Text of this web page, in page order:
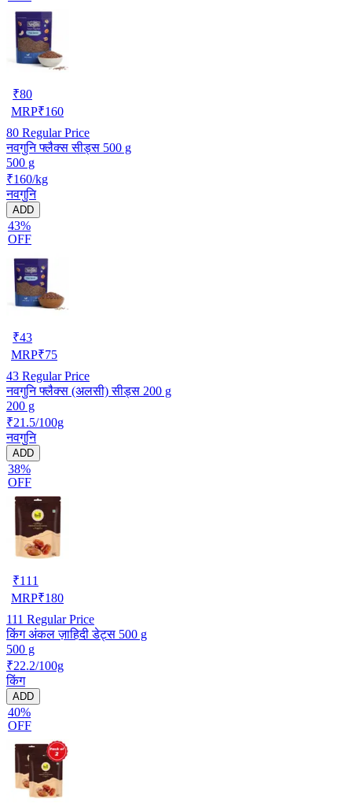
₹80
MRP₹160
80 Regular Price
नवगुनि फ्लैक्स सीड्स 500 g
500 g
₹160/kg
नवगुनि
ADD
43%
OFF
₹43
MRP₹75
43 Regular Price
नवगुनि फ्लैक्स (अलसी) सीड्स 200 g
200 g
₹21.5/100g
नवगुनि
ADD
38%
OFF
₹111
MRP₹180
111 Regular Price
किंग अंकल ज़ाहिदी डेट्स 500 g
500 g
₹22.2/100g
किंग
ADD
40%
OFF